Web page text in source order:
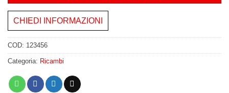
CHIEDI INFORMAZIONI
COD: 123456
Categoria: Ricambi